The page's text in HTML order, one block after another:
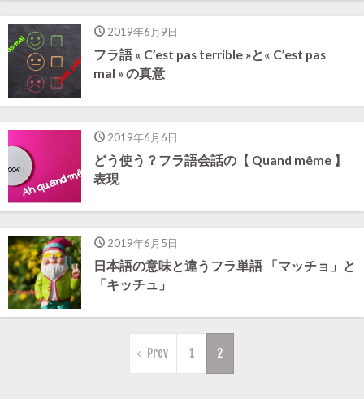
2019年6月9日
フラ語 « C’est pas terrible »と« C’est pas
mal » の真意
2019年6月6日
どう使う？フラ語会話の【 Quand même 】
表現
2019年6月5日
日本語の意味と違うフラ単語 「マッチョ」と
「キッチュ」
Prev 1 2